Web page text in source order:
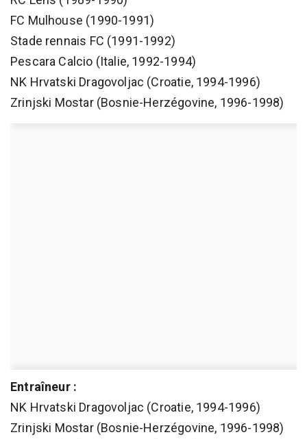
FC Mulhouse (1990-1991)
Stade rennais FC (1991-1992)
Pescara Calcio (Italie, 1992-1994)
NK Hrvatski Dragovoljac (Croatie, 1994-1996)
Zrinjski Mostar (Bosnie-Herzégovine, 1996-1998)
Entraîneur :
NK Hrvatski Dragovoljac (Croatie, 1994-1996)
Zrinjski Mostar (Bosnie-Herzégovine, 1996-1998)